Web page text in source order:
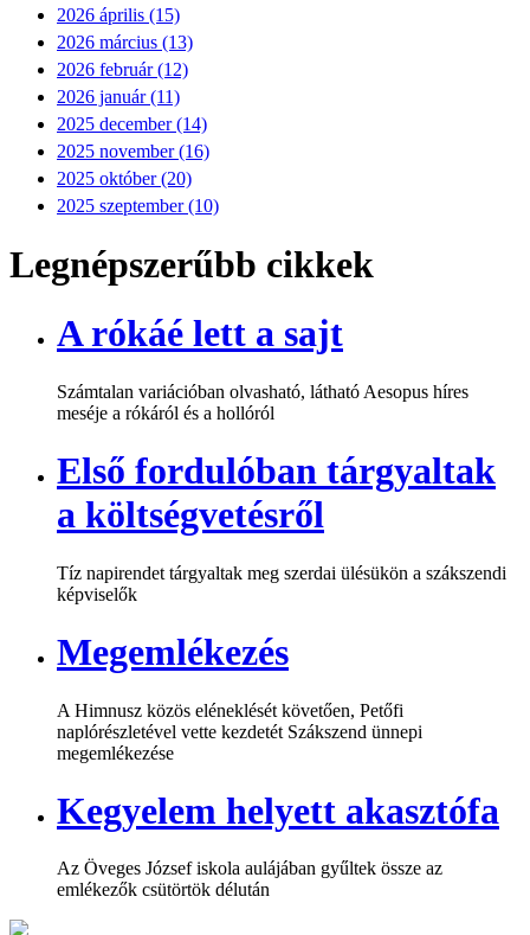
2026 április (15)
2026 március (13)
2026 február (12)
2026 január (11)
2025 december (14)
2025 november (16)
2025 október (20)
2025 szeptember (10)
Legnépszerűbb cikkek
A rókáé lett a sajt
Számtalan variációban olvasható, látható Aesopus híres
meséje a rókáról és a hollóról
Első fordulóban tárgyaltak
a költségvetésről
Tíz napirendet tárgyaltak meg szerdai ülésükön a szákszendi
képviselők
Megemlékezés
A Himnusz közös eléneklését követően, Petőfi
naplórészletével vette kezdetét Szákszend ünnepi
megemlékezése
Kegyelem helyett akasztófa
Az Öveges József iskola aulájában gyűltek össze az
emlékezők csütörtök délután